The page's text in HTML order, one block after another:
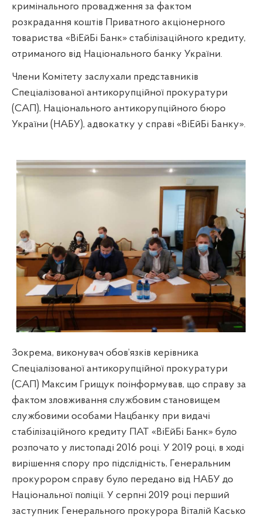
кримінального провадження за фактом
розкрадання коштів Приватного акціонерного
товариства «ВіЕйБі Банк» стабілізаційного кредиту,
отриманого від Національного банку України.
Члени Комітету заслухали представників
Спеціалізованої антикорупційної прокуратури
(САП), Національного антикорупційного бюро
України (НАБУ), адвокатку у справі «ВіЕйБі Банку».
Зокрема, виконувач обов’язків керівника
Спеціалізованої антикорупційної прокуратури
(САП) Максим Грищук поінформував, що справу за
фактом зловживання службовим становищем
службовими особами Нацбанку при видачі
стабілізаційного кредиту ПАТ «ВіЕйБі Банк» було
розпочато у листопаді 2016 році. У 2019 році, в ході
вирішення спору про підслідність, Генеральним
прокурором справу було передано від НАБУ до
Національної поліції. У серпні 2019 році перший
заступник Генерального прокурора Віталій Касько